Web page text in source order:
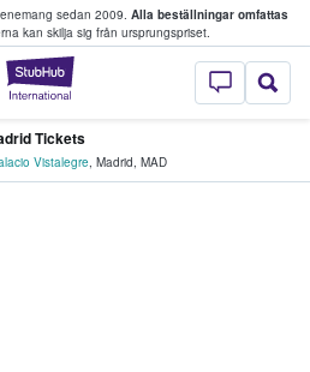
sedan 2009. Alla beställningar omfattas
kan skilja sig från ursprungspriset.
StubHub – där
biljetter.
Tickets
Vistalegre, Madrid, MAD